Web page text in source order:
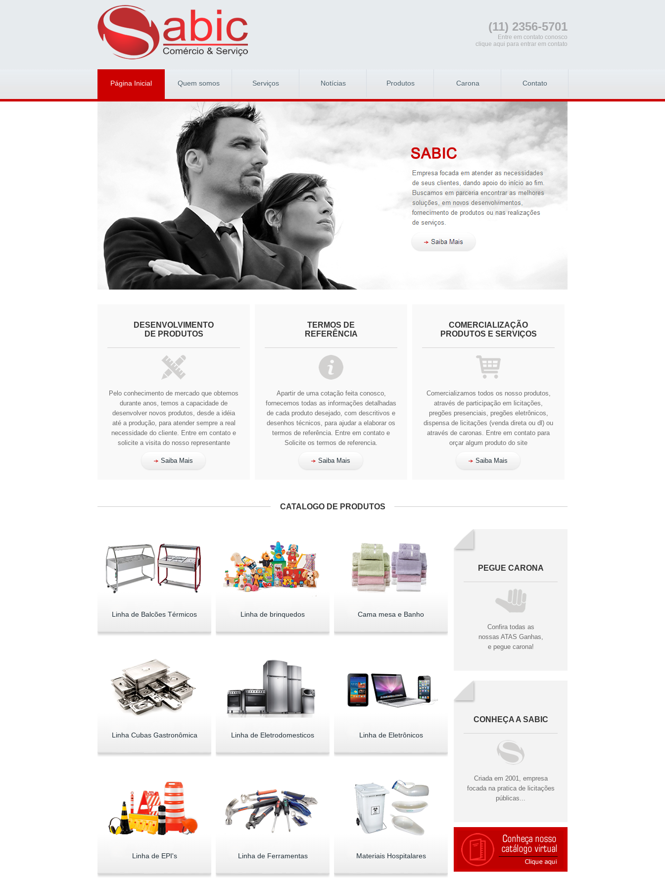
(11) 2356-5701
Entre em contato conosco
clique aqui para entrar em contato
Página Inicial Quem somos Serviços Notícias Produtos Carona Contato
DESENVOLVIMENTO
DE PRODUTOS
Pelo conhecimento de mercado que obtemos
durante anos, temos a capacidade de
desenvolver novos produtos, desde a idéia
até a produção, para atender sempre a real
necessidade do cliente. Entre em contato e
solicite a visita do nosso representante
Saiba Mais
TERMOS DE
REFERÊNCIA
Apartir de uma cotação feita conosco,
fornecemos todas as informações detalhadas
de cada produto desejado, com descritivos e
desenhos técnicos, para ajudar a elaborar os
termos de referência. Entre em contato e
Solicite os termos de referencia.
Saiba Mais
COMERCIALIZAÇÃO
PRODUTOS E SERVIÇOS
Comercializamos todos os nosso produtos,
através de participação em licitações,
pregões presenciais, pregões eletrônicos,
dispensa de licitações (venda direta ou dl) ou
através de caronas. Entre em contato para
orçar algum produto do site
Saiba Mais
CATALOGO DE PRODUTOS
PEGUE CARONA
Confira todas as
nossas ATAS Ganhas,
e pegue carona!
CONHEÇA A SABIC
Criada em 2001, empresa
focada na pratica de licitações
públicas...
Linha de Balcões Térmicos Linha de brinquedos Cama mesa e Banho
Linha Cubas Gastronômica Linha de Eletrodomesticos Linha de Eletrônicos
Linha de EPI's Linha de Ferramentas Materiais Hospitalares